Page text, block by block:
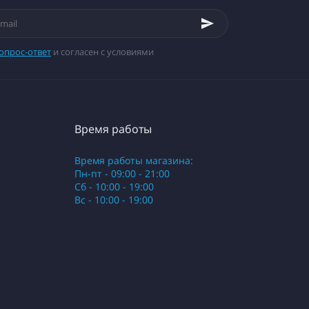
ответ и согласен с условиями
Время работы
Время работы магазина:
Пн-пт - 09:00 - 21:00
Сб - 10:00 - 19:00
Вс - 10:00 - 19:00